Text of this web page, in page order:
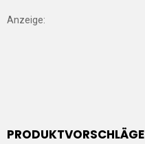
Anzeige:
PRODUKTVORSCHLÄGE